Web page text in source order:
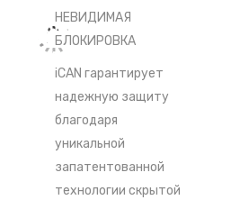
НЕВИДИМАЯ
БЛОКИРОВКА
iCAN гарантирует
надежную защиту
благодаря
уникальной
запатентованной
технологии скрытой